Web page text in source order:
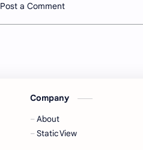
Post a Comment
Company
About
Static View